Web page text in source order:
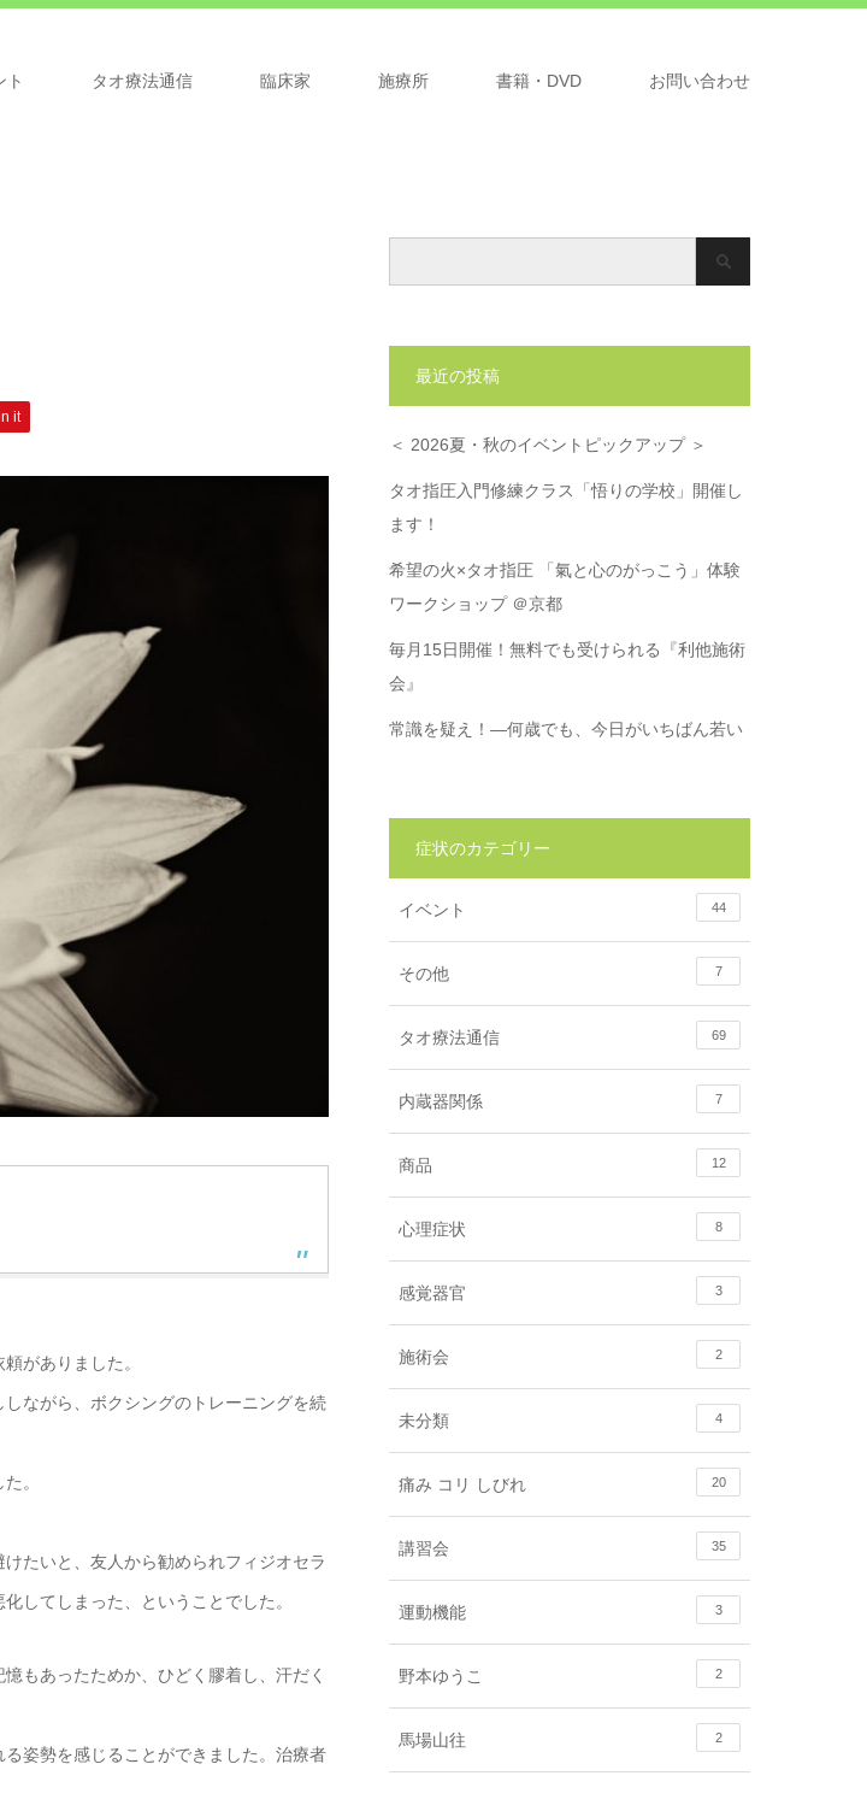
ト タオ療法通信 臨床家 施療所 書籍・DVD お問い合わせ
it
がありました。
ながら、ボクシングのトレーニングを続
。
たいと、友人から勧められフィジオセラ
してしまった、ということでした。
もあったためか、ひどく膠着し、汗だく
姿勢を感じることができました。治療者
最近の投稿
＜ 2026夏・秋のイベントピックアップ ＞
タオ指圧入門修練クラス「悟りの学校」開催し
ます！
希望の火×タオ指圧 「氣と心のがっこう」体験
ワークショップ ＠京都
毎月15日開催！無料でも受けられる『利他施術
会』
常識を疑え！―何歳でも、今日がいちばん若い
症状のカテゴリー
イベント 44
その他 7
タオ療法通信 69
内蔵器関係 7
商品 12
心理症状 8
感覚器官 3
施術会 2
未分類 4
痛み コリ しびれ 20
講習会 35
運動機能 3
野本ゆうこ 2
馬場山往 2